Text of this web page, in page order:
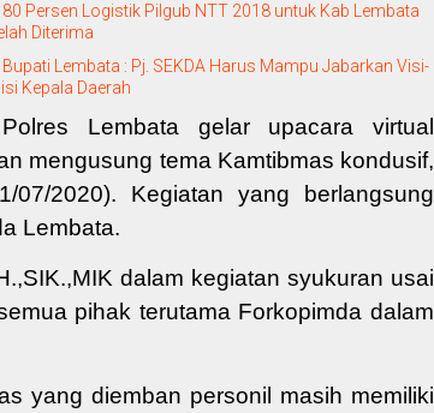
80 Persen Logistik Pilgub NTT 2018 untuk Kab Lembata
Diterima
Bupati Lembata : Pj. SEKDA Harus Mampu Jabarkan Visi-
Kepala Daerah
Lembata gelar upacara virtual
mengusung tema Kamtibmas kondusif,
07/2020). Kegiatan yang berlangsung
Lembata.
dalam kegiatan syukuran usai
pihak terutama Forkopimda dalam
yang diemban personil masih memiliki